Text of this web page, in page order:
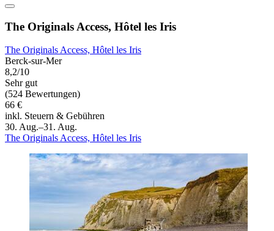
The Originals Access, Hôtel les Iris
The Originals Access, Hôtel les Iris
Berck-sur-Mer
8,2/10
Sehr gut
(524 Bewertungen)
66 €
inkl. Steuern & Gebühren
30. Aug.–31. Aug.
The Originals Access, Hôtel les Iris